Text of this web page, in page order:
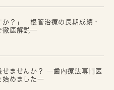
か？」─根管治療の長期成績・
徹底解説─
せませんか？ ―歯内療法専門医
始めました―